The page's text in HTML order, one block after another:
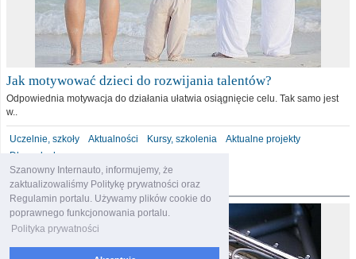
Szanowny Internauto, informujemy, że
zaktualizowaliśmy Politykę prywatności oraz
Regulamin portalu. Używamy plików cookie do
poprawnego funkcjonowania portalu.
Polityka prywatności
Jak motywować dzieci do rozwijania talentów?
Odpowiednia motywacja do działania ułatwia osiągnięcie celu. Tak samo jest
w..
Uczelnie, szkoły Aktualności Kursy, szkolenia
Aktualne projekty
Dla malucha
motoryzacja